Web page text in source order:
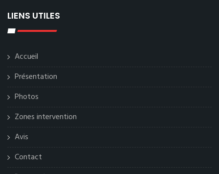
LIENS UTILES
Accueil
Présentation
Photos
Zones intervention
Avis
Contact